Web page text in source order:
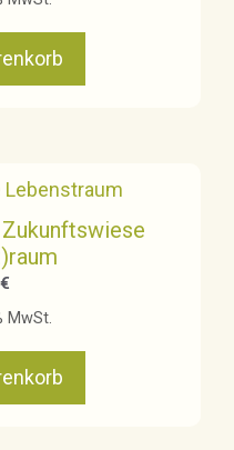
€
MwSt.